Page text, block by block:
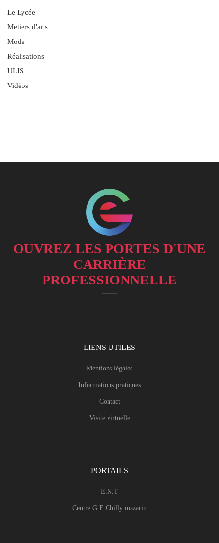
Le Lycée
Metiers d'arts
Mode
Réalisations
ULIS
Vidèos
OUVREZ LES PORTES D'UNE
CARRIÈRE
PROFESSIONNELLE
LIENS UTILES
Mentions légales
Informations pratiques
Contact
Visite virtuelle
PORTAILS
E.N.T
Centre G.E Chilly mazarin